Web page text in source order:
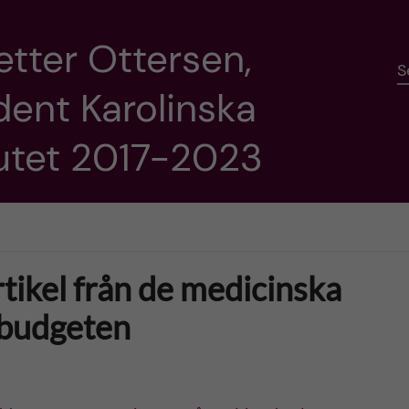
Ottersen,
Karolinska
2017-2023
från de medicinska